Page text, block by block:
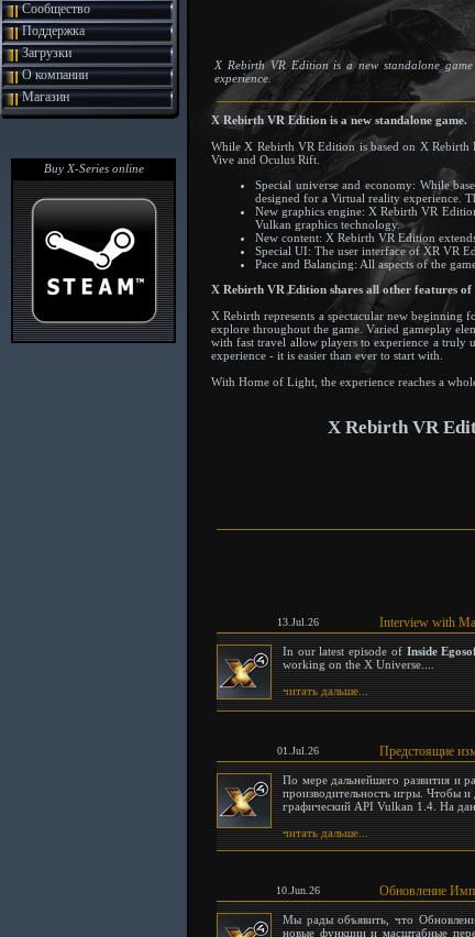
Сообщество
Поддержка
Загрузки
О компании
Магазин
Buy X-Series online
X Rebirth VR Edition is a new standalone
experience.
X Rebirth VR Edition is a new standalone game.
While X Rebirth VR Edition is based on X
Vive and Oculus Rift.
Special universe and economy: While
designed for a Virtual reality experience.
New graphics engine: X Rebirth VR
Vulkan graphics technology.
New content: X Rebirth VR Edition
Special UI: The user interface of XR VR
Pace and Balancing: All aspects of the
X Rebirth VR Edition shares all other features
X Rebirth represents a spectacular new beginning
explore throughout the game. Varied gameplay
with fast travel allow players to experience a truly
experience - it is easier than ever to start with.
With Home of Light, the experience reaches a
X Rebirth VR
13.Jul.26 Interview with
In our latest episode of Inside
working on the X Universe....
читать дальше...
01.Jul.26 Предстоящие
По мере дальнейшего развития и
производительность игры. Чтобы
графический API Vulkan 1.4. На
читать дальше...
10.Jun.26 Обновление
Мы рады объявить, что
новые функции и масштабные